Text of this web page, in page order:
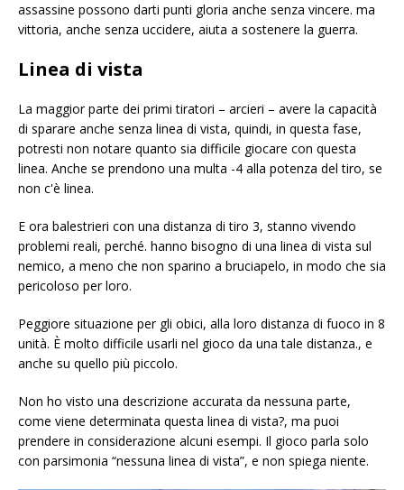
assassine possono darti punti gloria anche senza vincere. ma
vittoria, anche senza uccidere, aiuta a sostenere la guerra.
Linea di vista
La maggior parte dei primi tiratori – arcieri – avere la capacità
di sparare anche senza linea di vista, quindi, in questa fase,
potresti non notare quanto sia difficile giocare con questa
linea. Anche se prendono una multa -4 alla potenza del tiro, se
non c'è linea.
E ora balestrieri con una distanza di tiro 3, stanno vivendo
problemi reali, perché. hanno bisogno di una linea di vista sul
nemico, a meno che non sparino a bruciapelo, in modo che sia
pericoloso per loro.
Peggiore situazione per gli obici, alla loro distanza di fuoco in 8
unità. È molto difficile usarli nel gioco da una tale distanza., e
anche su quello più piccolo.
Non ho visto una descrizione accurata da nessuna parte,
come viene determinata questa linea di vista?, ma puoi
prendere in considerazione alcuni esempi. Il gioco parla solo
con parsimonia “nessuna linea di vista”, e non spiega niente.